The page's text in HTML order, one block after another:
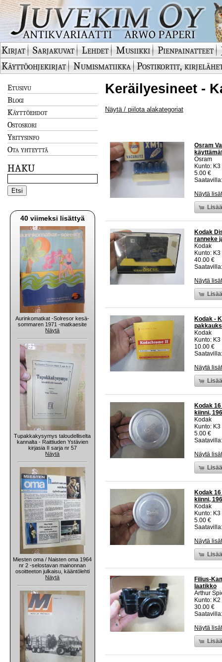
Kirjat Sarjakuvat Lehdet Musiikki Pienpainatteet
Käyttöohjekirjat
Numismatiikka Postikortit,
Etusivu
Blogi
Käyttöehdot
Ostoskori
Yritysinfo
Ota yhteyttä
HAKU
40 viimeksi lisättyä
Aurinkomatkat -Solresor kesä-
sommaren 1971 -matkaesite
Näytä
Tupakkakysymys taloudelliselta
kannalta - Raittiuden Ystävien
kirjasia II sarja nr 57
Näytä
Miesten oma / Naisten oma 1964
nr 2 -selostavan mainonnan
osoitteeton julkaisu, kääntölehti
Näytä
Keräilyesineet -
Näytä / piilota alakategoriat
Osram
Osram
Kunto:
5.00 €
Näytä
Kodak
ranneke
Kodak
Kunto:
40.00 €
Näytä
Kodak -
Kodak
Kunto:
10.00 €
Näytä
Kodak
kiinni,
Kodak
Kunto:
5.00 €
Näytä
Kodak
kiinni,
Kodak
Kunto:
5.00 €
Näytä
Filius-
laatikko
Arthur
Kunto:
30.00 €
Näytä